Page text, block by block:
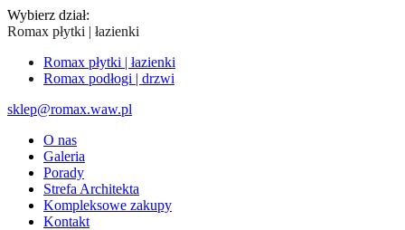
Wybierz dział:
Romax płytki | łazienki
Romax płytki | łazienki
Romax podłogi | drzwi
sklep@romax.waw.pl
O nas
Galeria
Porady
Strefa Architekta
Kompleksowe zakupy
Kontakt